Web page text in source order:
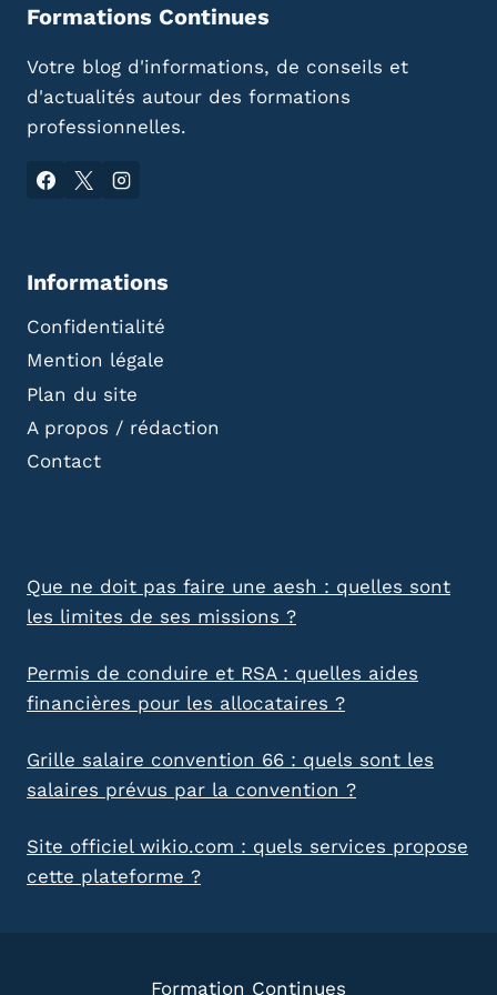
Formations Continues
Votre blog d'informations, de conseils et
d'actualités autour des formations
professionnelles.
Informations
Confidentialité
Mention légale
Plan du site
A propos / rédaction
Contact
Que ne doit pas faire une aesh : quelles sont
les limites de ses missions ?
Permis de conduire et RSA : quelles aides
financières pour les allocataires ?
Grille salaire convention 66 : quels sont les
salaires prévus par la convention ?
Site officiel wikio.com : quels services propose
cette plateforme ?
Formation Continues